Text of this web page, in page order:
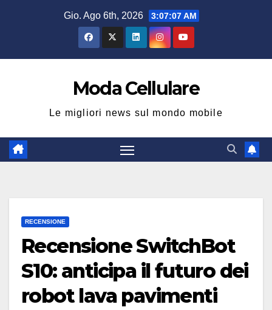
Gio. Ago 6th, 2026 3:07:08 AM
Moda Cellulare
Le migliori news sul mondo mobile
RECENSIONE
Recensione SwitchBot
S10: anticipa il futuro dei
robot lava pavimenti